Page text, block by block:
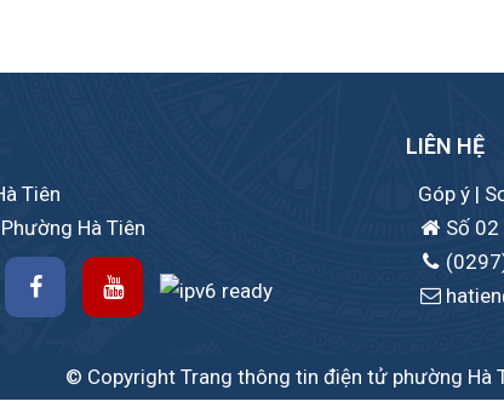
Tiên
Hà Tiên
LIÊN HỆ
Góp ý |
Số 02
© Copyright Trang thông tin điện tử phường Hà